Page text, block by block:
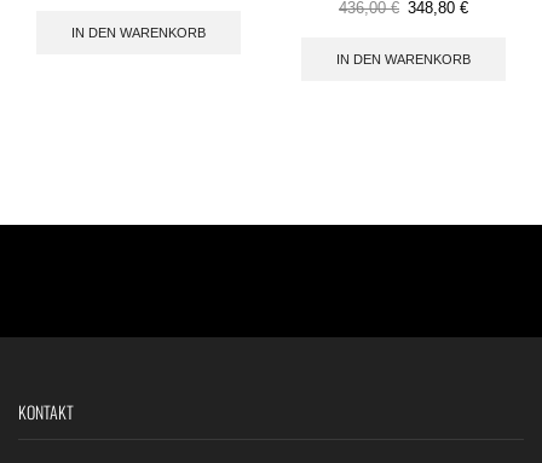
IN DEN WARENKORB
436,00€ 348,80 €
IN DEN WARENKORB
KONTAKT